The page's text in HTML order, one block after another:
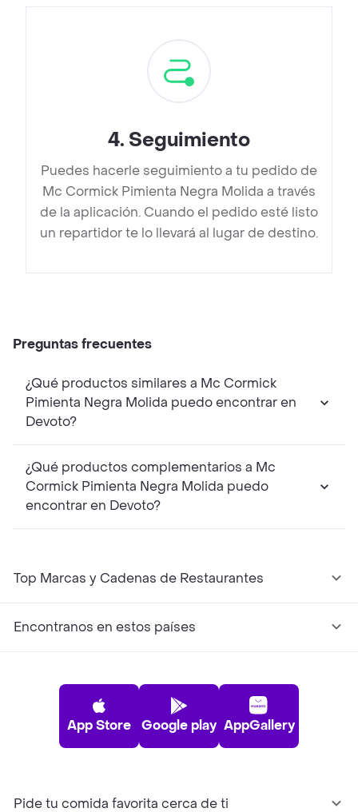
4. Seguimiento
Puedes hacerle seguimiento a tu pedido de
Mc Cormick Pimienta Negra Molida a través
de la aplicación. Cuando el pedido esté listo
un repartidor te lo llevará al lugar de destino.
Preguntas frecuentes
¿Qué productos similares a Mc Cormick
Pimienta Negra Molida puedo encontrar en
Devoto?
¿Qué productos complementarios a Mc
Cormick Pimienta Negra Molida puedo
encontrar en Devoto?
Top Marcas y Cadenas de Restaurantes
Encontranos en estos países
App Store Google play AppGallery
Pide tu comida favorita cerca de ti